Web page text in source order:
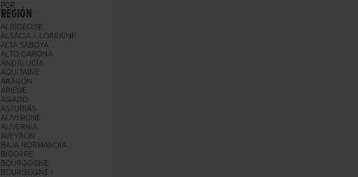
POR
REGIÓN
ALBIGEOISE
ALSACIA /- LORRAINE
ALTA SABOYA
ALTO GARONA
ANDALUCÍA
AQUITAINE
ARAGÓN
ARIÈGE
ASIAGO
ASTURIAS
AUVERGNE
AUVERNIA
AVEYRON
BAJA NORMANDÍA
BIGORRE
BOURGOGNE
BOURGOGNE /